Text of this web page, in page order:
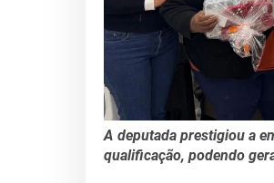
A deputada prestigiou a
qualificação, podendo